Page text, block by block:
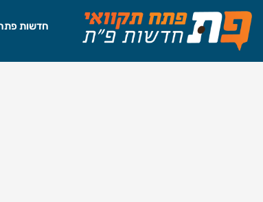
חדשות